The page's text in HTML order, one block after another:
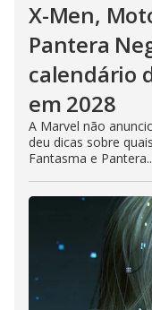
X-Men,
Pantera
calendário
em 2028
A Marvel não
deu dicas sobre
Fantasma e